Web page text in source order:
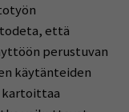
että
perustuvan
käytänteiden
kartoittaa